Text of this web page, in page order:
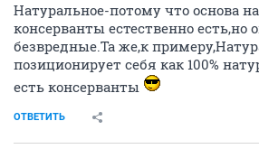
Натуральное-потому что основа
консерванты естественно
безвредные.Та же,к
позиционирует себя как 100%
есть консерванты
ОТВЕТИТЬ